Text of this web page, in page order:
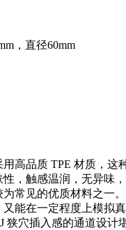
，直径60mm
用高品质 TPE 材质，这
，触感温润，无异味
常见的优质材料之一
能在一定程度上模拟真
狭穴插入感的通道设计